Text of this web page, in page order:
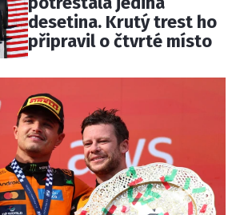
desetina. Krutý trest ho
připravil o čtvrté místo